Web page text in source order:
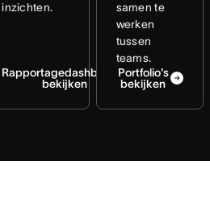
inzichten.
Rapportagedashboards
bekijken
samen te
werken
tussen
teams.
Portfolio's
bekijken